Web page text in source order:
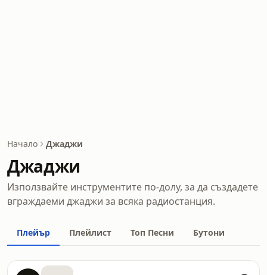
Начало Джаджи
Джаджи
Използвайте инструментите по-долу, за да създадете
вграждаеми джаджи за всяка радиостанция.
Плейър Плейлист Топ Песни Бутони